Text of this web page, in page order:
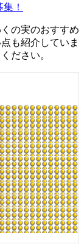
！
の実のおすすめ
も紹介していま
ださい。